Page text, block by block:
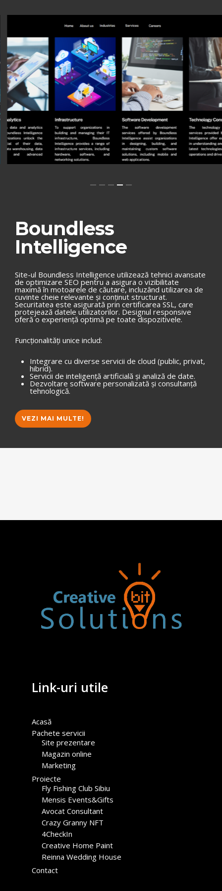
Boundless
Intelligence
Site-ul Boundless Intelligence utilizează tehnici avansate
de optimizare SEO pentru a asigura o vizibilitate
maximă în motoarele de căutare, incluzând utilizarea de
cuvinte cheie relevante și conținut structurat.
Securitatea este asigurată prin certificarea SSL, care
protejează datele utilizatorilor. Designul responsive
oferă o experiență optimă pe toate dispozitivele.
Funcționalități unice includ:
Integrare cu diverse servicii de cloud (public, privat,
hibrid).
Servicii de inteligență artificială și analiză de date.
Dezvoltare software personalizată și consultanță
tehnologică.
VEZI MAI MULTE!
Link-uri utile
Acasă
Pachete servicii
Site prezentare
Magazin online
Marketing
Proiecte
Fly Fishing Club Sibiu
Mensis Events&Gifts
Avocat Consultant
Crazy Granny NFT
4CheckIn
Creative Home Paint
Reinna Wedding House
Contact